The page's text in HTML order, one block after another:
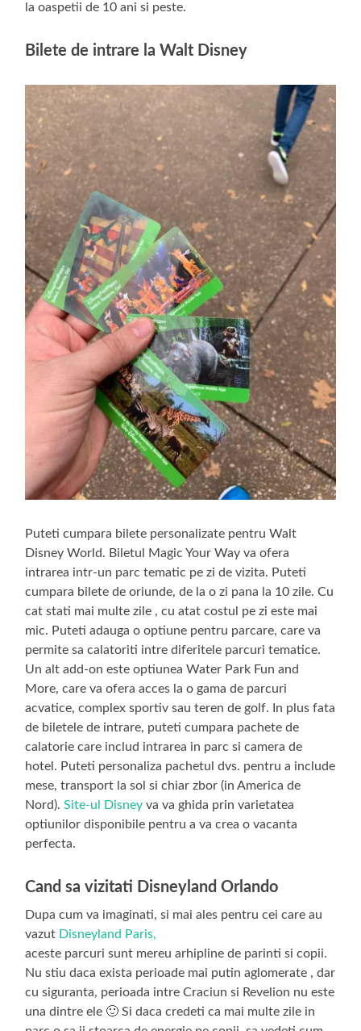
la oaspetii de 10 ani si peste.
Bilete de intrare la Walt Disney
Puteti cumpara bilete personalizate pentru Walt
Disney World. Biletul Magic Your Way va ofera
intrarea intr-un parc tematic pe zi de vizita. Puteti
cumpara bilete de oriunde, de la o zi pana la 10 zile. Cu
cat stati mai multe zile , cu atat costul pe zi este mai
mic. Puteti adauga o optiune pentru parcare, care va
permite sa calatoriti intre diferitele parcuri tematice.
Un alt add-on este optiunea Water Park Fun and
More, care va ofera acces la o gama de parcuri
acvatice, complex sportiv sau teren de golf. In plus fata
de biletele de intrare, puteti cumpara pachete de
calatorie care includ intrarea in parc si camera de
hotel. Puteti personaliza pachetul dvs. pentru a include
mese, transport la sol si chiar zbor (in America de
Nord).Site-ul Disney va va ghida prin varietatea
optiunilor disponibile pentru a va crea o vacanta
perfecta.
Cand sa vizitati Disneyland Orlando
Dupa cum va imaginati, si mai ales pentru cei care au
vazut Disneyland Paris,
aceste parcuri sunt mereu arhipline de parinti si copii.
Nu stiu daca exista perioade mai putin aglomerate , dar
cu siguranta, perioada intre Craciun si Revelion nu este
una dintre ele 🙂 Si daca credeti ca mai multe zile in